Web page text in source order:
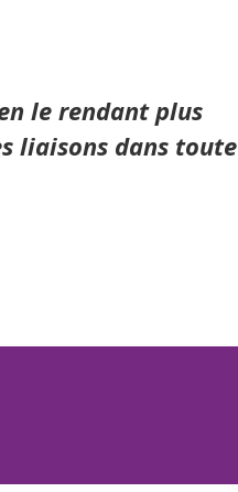
le rendant plus
liaisons dans toute